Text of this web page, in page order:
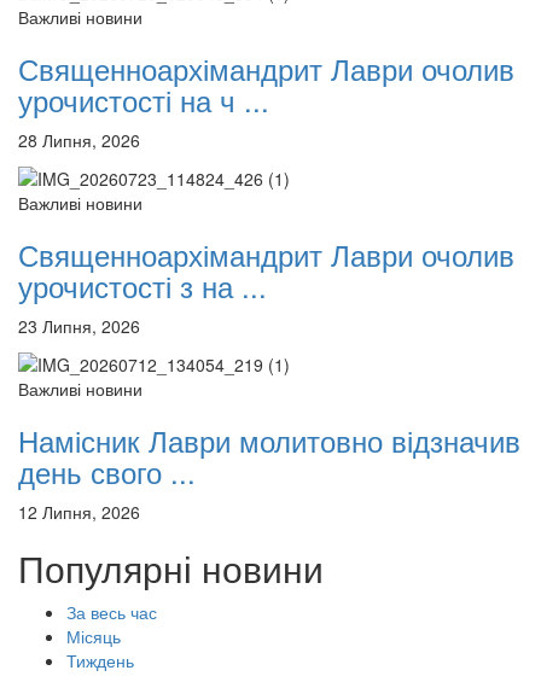
Важливі новини
Священноархімандрит Лаври очолив
урочистості на ч ...
28 Липня, 2026
Важливі новини
Священноархімандрит Лаври очолив
урочистості з на ...
23 Липня, 2026
Важливі новини
Намісник Лаври молитовно відзначив
день свого ...
12 Липня, 2026
Популярні новини
За весь час
Місяць
Тиждень